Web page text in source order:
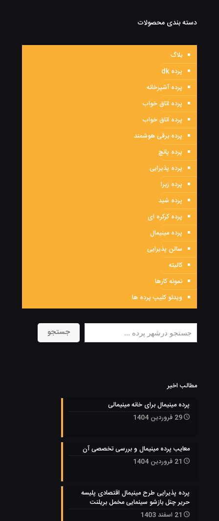
دسته بندی محصولات
بلاگ
پرده dk
پرده آشپزخانه
پرده اتاق خواب
پرده اتاق خواب
پرده برقی هوشمند
پرده پانچ
پرده پذیرایی
پرده زبرا
پرده شید
پرده کرکره ای
پرده مینیمال
سالن پذیرایی
کالیته
نمونه کارها
ویدئو کلیپ پرده ها
جستجو جستجو
مطالب اخیر
پرده مینیمال برای خانه مینیمالی
29 فروردین 1404
معایب پرده مینیمال و بررسی تخصصی آن
21 فروردین 1404
پرده پذیرایی طرح مینیمال اقتصادی پلیسه
حریر چنل بازشو سینمایی مخمل بریلنت
21 اسفند 1403